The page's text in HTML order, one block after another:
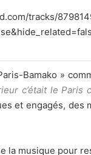
tracks/
Bamako »
c’était le Paris
et engagés, des
la musique pour